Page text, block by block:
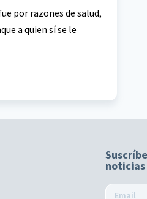
por razones de salud,
a quien sí se le
noticias